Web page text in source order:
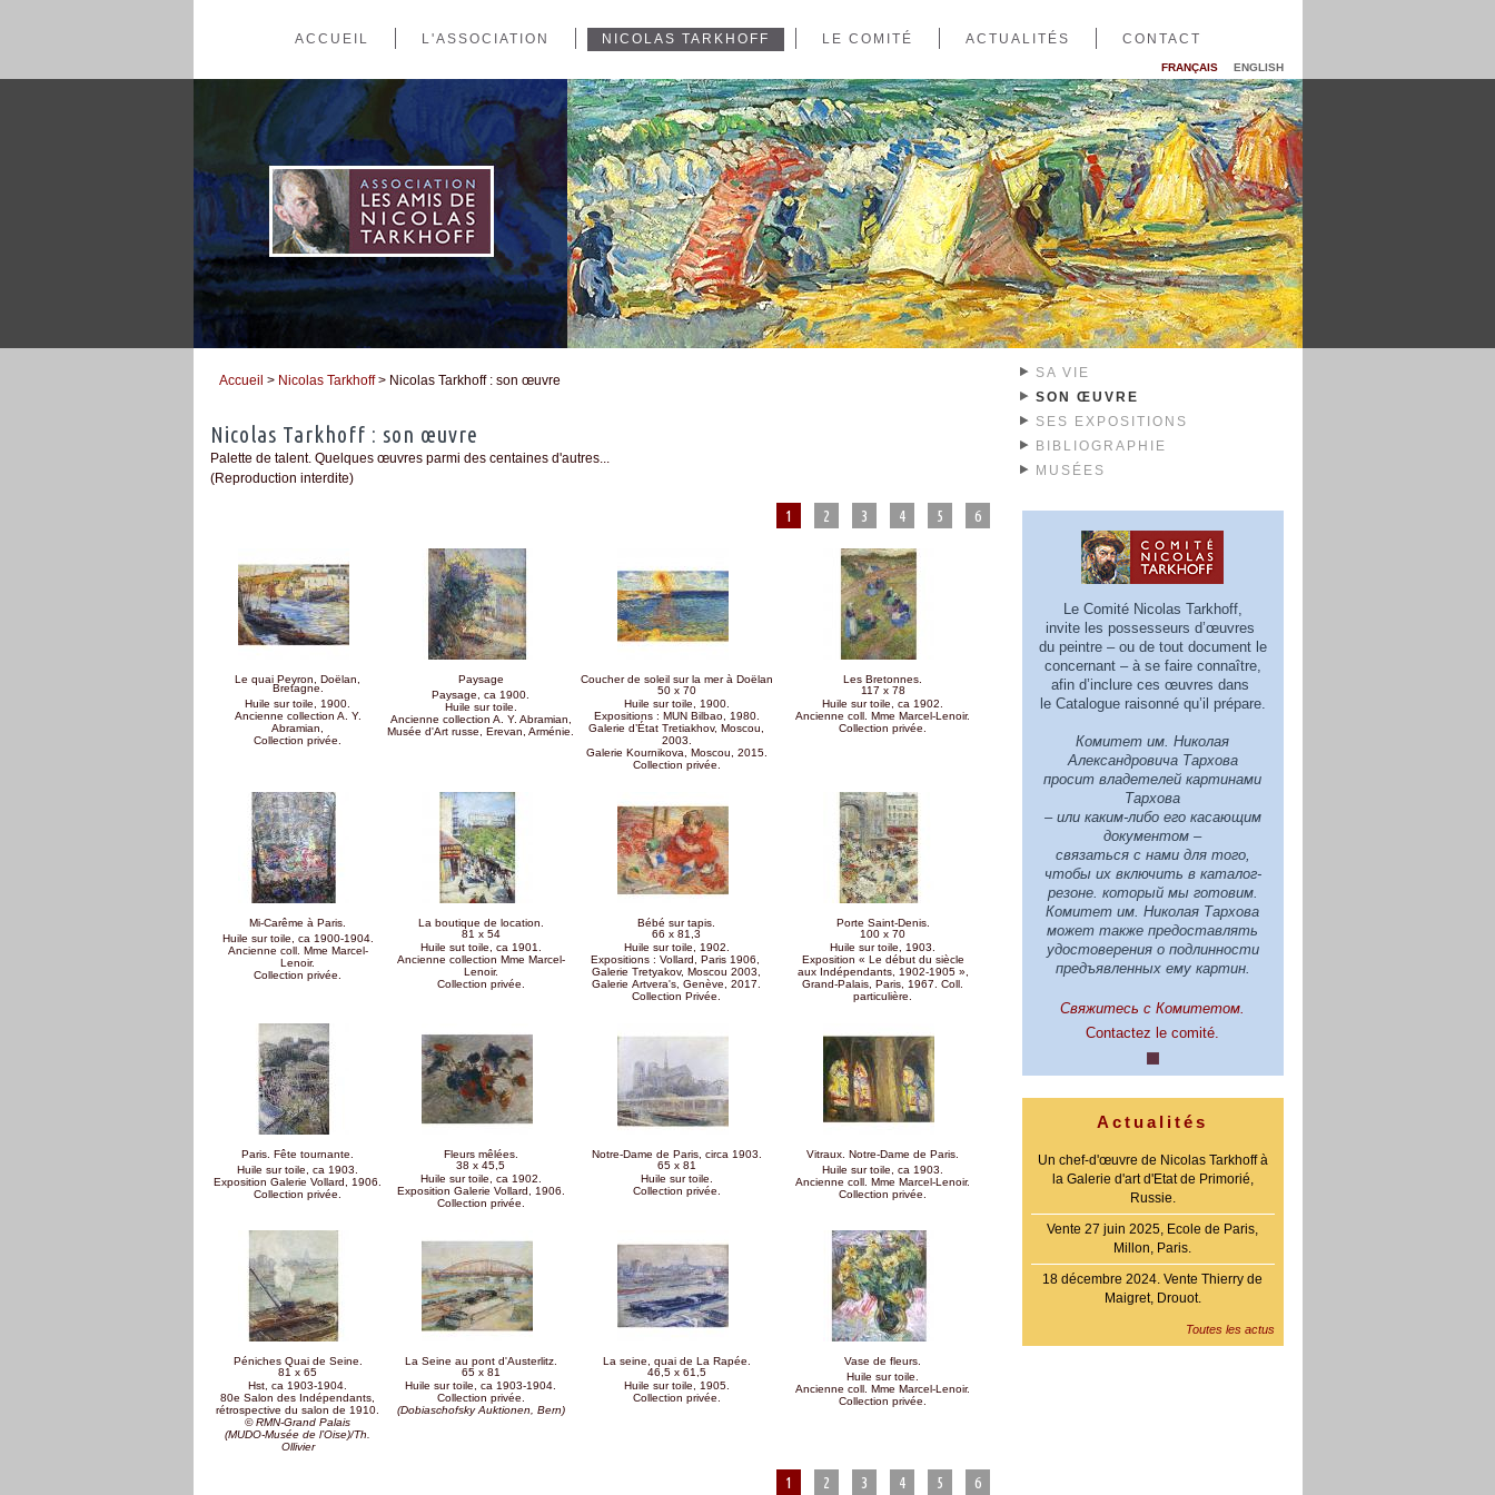
FRANÇAIS ENGLISH
ACCUEIL L'ASSOCIATION NICOLAS TARKHOFF LE COMITÉ ACTUALITÉS CONTACT
Accueil > Nicolas Tarkhoff> Nicolas Tarkhoff : son œuvre
Nicolas Tarkhoff : son œuvre
Palette de talent. Quelques œuvres parmi des centaines d'autres...
(Reproduction interdite)
1 2 3 4 5 6
Le quai Peyron, Doëlan,
Bretagne.
Huile sur toile, 1900.
Ancienne collection A. Y.
Abramian,
Collection privée.
Paysage
Paysage, ca 1900.
Huile sur toile.
Ancienne collection A. Y. Abramian,
Musée d'Art russe, Erevan, Arménie.
Coucher de soleil sur la mer à Doëlan
50 x 70
Huile sur toile, 1900.
Expositions : MUN Bilbao, 1980.
Galerie d’État Tretiakhov, Moscou,
2003.
Galerie Kournikova, Moscou, 2015.
Collection privée.
Les Bretonnes.
117 x 78
Huile sur toile, ca 1902.
Ancienne coll. Mme Marcel-Lenoir.
Collection privée.
Mi-Carême à Paris.
Huile sur toile, ca 1900-1904.
Ancienne coll. Mme Marcel-
Lenoir.
Collection privée.
La boutique de location.
81 x 54
Huile sut toile, ca 1901.
Ancienne collection Mme Marcel-
Lenoir.
Collection privée.
Bébé sur tapis.
66 x 81,3
Huile sur toile, 1902.
Expositions : Vollard, Paris 1906,
Galerie Tretyakov, Moscou 2003,
Galerie Artvera's, Genève, 2017.
Collection Privée.
Porte Saint-Denis.
100 x 70
Huile sur toile, 1903.
Exposition « Le début du siècle
aux Indépendants, 1902-1905 »,
Grand-Palais, Paris, 1967. Coll.
particulière.
Paris. Fête tournante.
Huile sur toile, ca 1903.
Exposition Galerie Vollard, 1906.
Collection privée.
Fleurs mêlées.
38 x 45,5
Huile sur toile, ca 1902.
Exposition Galerie Vollard, 1906.
Collection privée.
Notre-Dame de Paris, circa 1903.
65 x 81
Huile sur toile.
Collection privée.
Vitraux. Notre-Dame de Paris.
Huile sur toile, ca 1903.
Ancienne coll. Mme Marcel-Lenoir.
Collection privée.
Péniches Quai de Seine.
81 x 65
Hst, ca 1903-1904.
80e Salon des Indépendants,
rétrospective du salon de 1910.
© RMN-Grand Palais
(MUDO-Musée de l’Oise)/Th.
Ollivier
La Seine au pont d'Austerlitz.
65 x 81
Huile sur toile, ca 1903-1904.
Collection privée.
(Dobiaschofsky Auktionen, Bern)
La seine, quai de La Rapée.
46,5 x 61,5
Huile sur toile, 1905.
Collection privée.
Vase de fleurs.
Huile sur toile.
Ancienne coll. Mme Marcel-Lenoir.
Collection privée.
1 2 3 4 5 6
SA VIE
SON ŒUVRE
SES EXPOSITIONS
BIBLIOGRAPHIE
MUSÉES
Le Comité Nicolas Tarkhoff,
invite les possesseurs d’œuvres
du peintre – ou de tout document le
concernant – à se faire connaître,
afin d’inclure ces œuvres dans
le Catalogue raisonné qu’il prépare.
Комитет им. Николая
Александровича Тархова
просит владетелей картинами
Тархова
– или каким-либо его касающим
документом –
связаться с нами для того,
чтобы их включить в каталог-
резоне. который мы готовим.
Комитет им. Николая Тархова
может также предoставлять
удостоверения о подлинности
предъявленных ему картин.
Свяжитесь с Комитетом.
Contactez le comité.
Actualités
Un chef-d'œuvre de Nicolas Tarkhoff à
la Galerie d'art d'Etat de Primorié,
Russie.
Vente 27 juin 2025, Ecole de Paris,
Millon, Paris.
18 décembre 2024. Vente Thierry de
Maigret, Drouot.
Toutes les actus